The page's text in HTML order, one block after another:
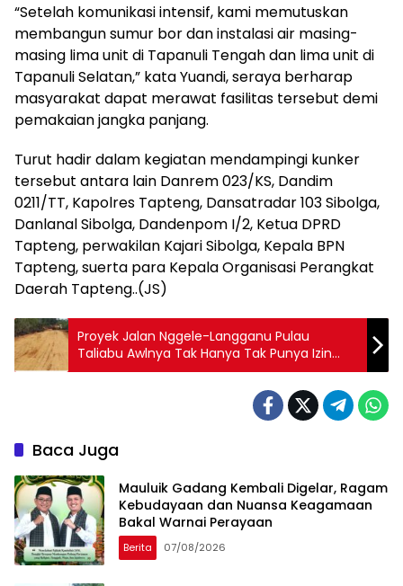
“Setelah komunikasi intensif, kami memutuskan
membangun sumur bor dan instalasi air masing-
masing lima unit di Tapanuli Tengah dan lima unit di
Tapanuli Selatan,” kata Yuandi, seraya berharap
masyarakat dapat merawat fasilitas tersebut demi
pemakaian jangka panjang.
Turut hadir dalam kegiatan mendampingi kunker
tersebut antara lain Danrem 023/KS, Dandim
0211/TT, Kapolres Tapteng, Dansatradar 103 Sibolga,
Danlanal Sibolga, Dandenpom I/2, Ketua DPRD
Tapteng, perwakilan Kajari Sibolga, Kepala BPN
Tapteng, suerta para Kepala Organisasi Perangkat
Daerah Tapteng..(JS)
Proyek Jalan Nggele-Langganu Pulau
Taliabu Awlnya Tak Hanya Tak Punya Izin
Namun Kontraktor Meninggalkan Sejumlah
Luka Pekerja Tak Terbayar Bahkan Material
Baca Juga
Mauluik Gadang Kembali Digelar, Ragam
Kebudayaan dan Nuansa Keagamaan
Bakal Warnai Perayaan
Berita 07/08/2026